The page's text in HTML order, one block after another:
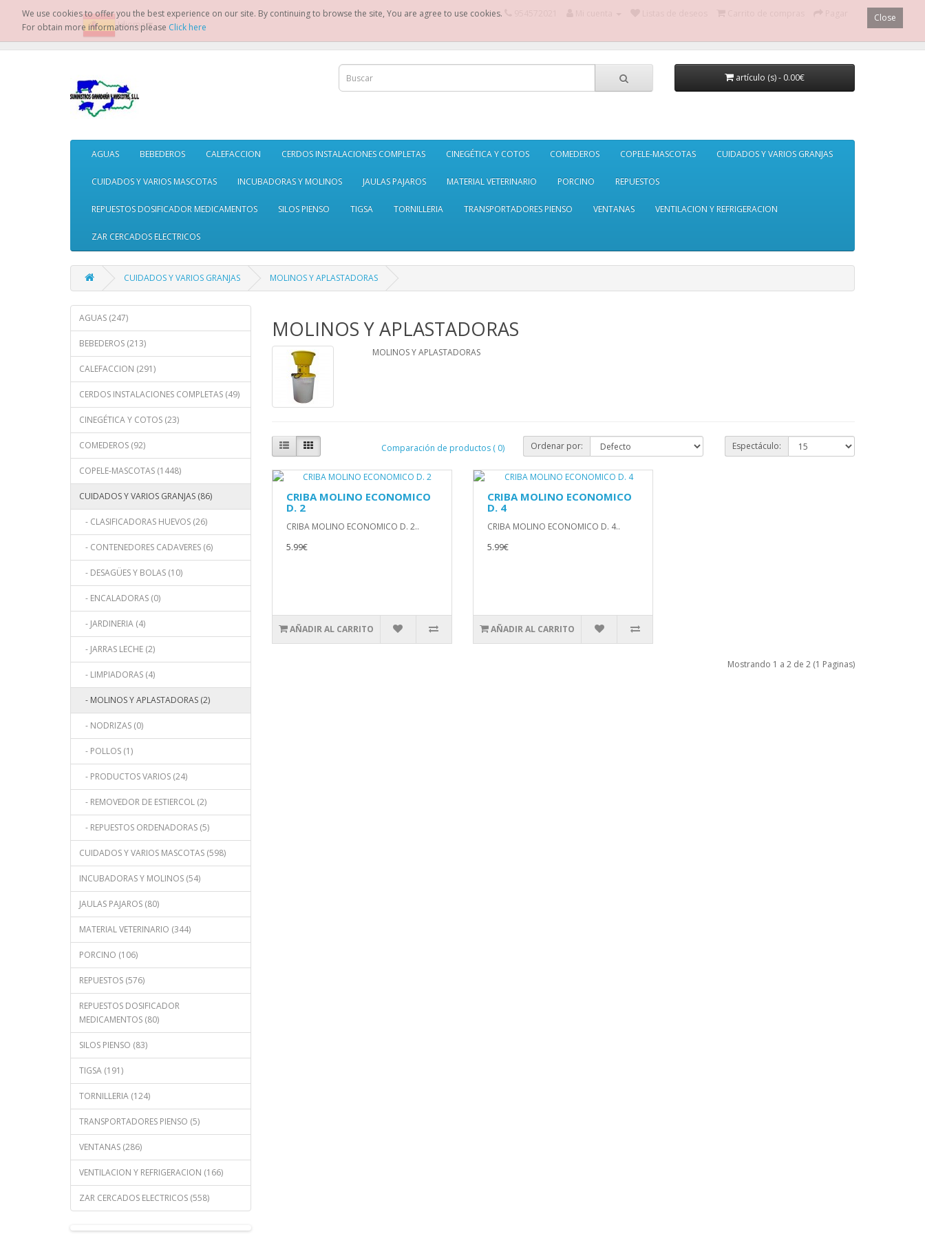
Idioma
artículo (s) - 0.00€
AGUAS BEBEDEROS CALEFACCION CERDOS INSTALACIONES COMPLETAS CINEGÉTICA Y COTOS COMEDEROS COPELE-MASCOTAS CUIDADOS Y VARIOS GRANJAS
CUIDADOS Y VARIOS MASCOTAS INCUBADORAS Y MOLINOS JAULAS PAJAROS MATERIAL VETERINARIO PORCINO REPUESTOS
REPUESTOS DOSIFICADOR MEDICAMENTOS SILOS PIENSO TIGSA TORNILLERIA TRANSPORTADORES PIENSO VENTANAS VENTILACION Y REFRIGERACION
ZAR CERCADOS ELECTRICOS
CUIDADOS Y VARIOS GRANJAS MOLINOS Y APLASTADORAS
AGUAS (247)
BEBEDEROS (213)
CALEFACCION (291)
CERDOS INSTALACIONES COMPLETAS (49)
CINEGÉTICA Y COTOS (23)
COMEDEROS (92)
COPELE-MASCOTAS (1448)
CUIDADOS Y VARIOS GRANJAS (86)
- CLASIFICADORAS HUEVOS (26)
- CONTENEDORES CADAVERES (6)
- DESAGÜES Y BOLAS (10)
- ENCALADORAS (0)
- JARDINERIA (4)
- JARRAS LECHE (2)
- LIMPIADORAS (4)
- MOLINOS Y APLASTADORAS (2)
- NODRIZAS (0)
- POLLOS (1)
- PRODUCTOS VARIOS (24)
- REMOVEDOR DE ESTIERCOL (2)
- REPUESTOS ORDENADORAS (5)
CUIDADOS Y VARIOS MASCOTAS (598)
INCUBADORAS Y MOLINOS (54)
JAULAS PAJAROS (80)
MATERIAL VETERINARIO (344)
PORCINO (106)
REPUESTOS (576)
REPUESTOS DOSIFICADOR
MEDICAMENTOS (80)
SILOS PIENSO (83)
TIGSA (191)
TORNILLERIA (124)
TRANSPORTADORES PIENSO (5)
VENTANAS (286)
VENTILACION Y REFRIGERACION (166)
ZAR CERCADOS ELECTRICOS (558)
MOLINOS Y APLASTADORAS
MOLINOS Y APLASTADORAS
Comparación de productos ( 0) Ordenar por: Espectáculo:
CRIBA MOLINO ECONOMICO
D. 2
CRIBA MOLINO ECONOMICO D. 2..
5.99€
AÑADIR AL CARRITO
CRIBA MOLINO ECONOMICO
D. 4
CRIBA MOLINO ECONOMICO D. 4..
5.99€
AÑADIR AL CARRITO
Mostrando 1 a 2 de 2 (1 Paginas)
Close
We use cookies to offer you the best experience on our site. By continuing to browse the site, You are agree to use cookies.
For obtain more informations please Click here